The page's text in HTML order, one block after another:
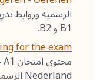
B1 و B2.
for the exam
Nederland الرسمية للتعلم الذاتي.